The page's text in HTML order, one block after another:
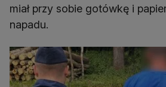
miał przy sobie gotówkę i
napadu.